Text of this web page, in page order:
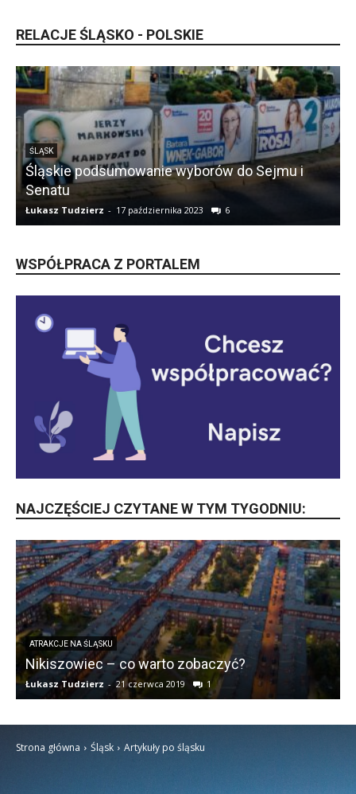
RELACJE ŚLĄSKO - POLSKIE
ŚLĄSK
Śląskie podsumowanie wyborów do Sejmu i
Senatu
Łukasz Tudzierz - 17 października 2023 6
WSPÓŁPRACA Z PORTALEM
NAJCZĘŚCIEJ CZYTANE W TYM TYGODNIU:
1
JĘZYK ŚLĄSKI
Poznaj Hymn Śląska |
Łukasz Tudzierz 14 lipca 2018